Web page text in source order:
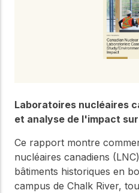
construction en
Outils de
conception
structures en
efficaces et
en toute
en ligne
Faites
avec les
fournissent la
stratégique et la
Carrières
Explorez les
d'emploi
opportunités de
carrière au
Laboratoires nucléaires
et analyse de l'impact
Ce rapport montre
nucléaires canadiens
bâtiments historiques en
campus de Chalk River,